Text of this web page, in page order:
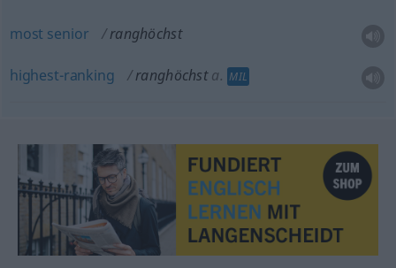
most senior ranghöchst
highest-ranking ranghöchst a. MIL